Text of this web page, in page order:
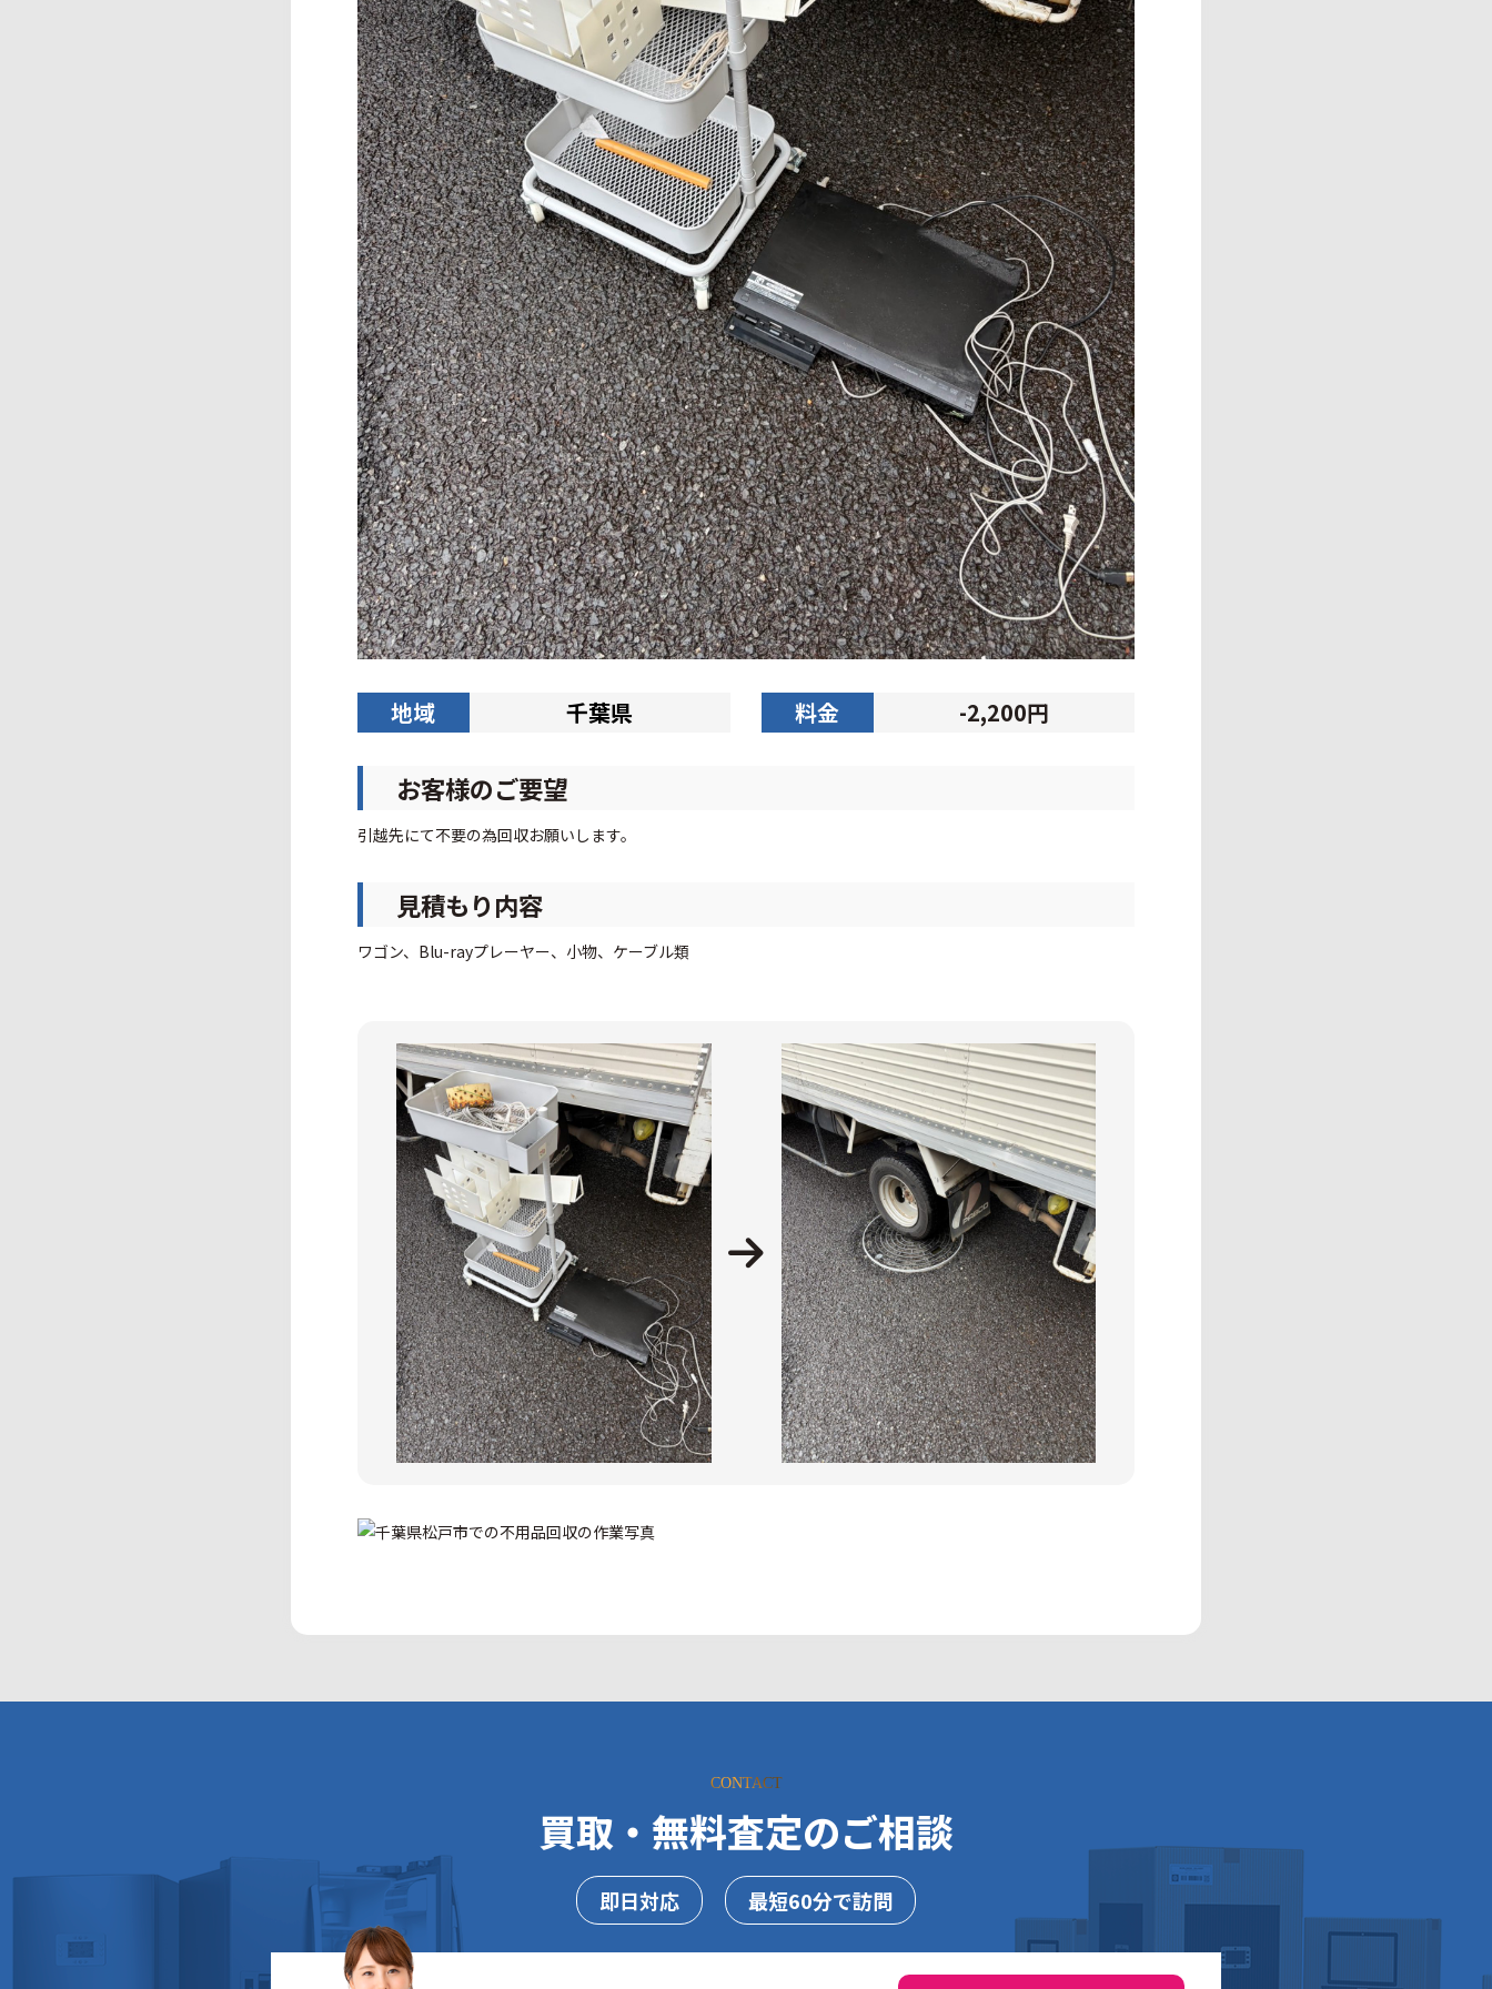
地域 千葉県 料金 -2,200円
お客様のご要望
引越先にて不要の為回収お願いします。
見積もり内容
ワゴン、Blu-rayプレーヤー、小物、ケーブル類
CONTACT
買取・無料査定のご相談
即日対応 最短60分で訪問